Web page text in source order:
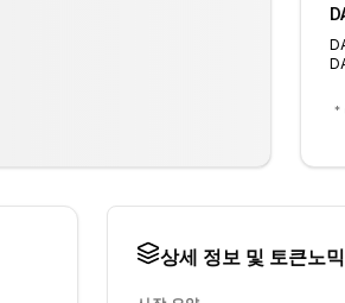
*
상세 정보 및 토큰노